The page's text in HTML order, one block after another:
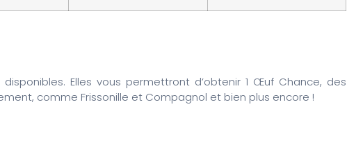
Elles vous permettront d’obtenir 1 Œuf Chance, des
comme Frissonille et Compagnol et bien plus encore !